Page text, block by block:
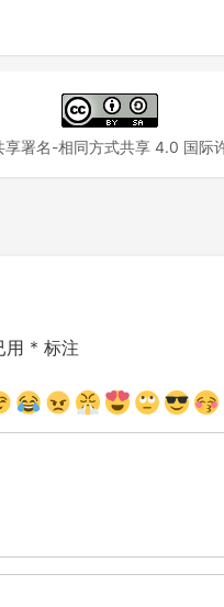
享署名-相同方式共享 4.0 国际
用 * 标注